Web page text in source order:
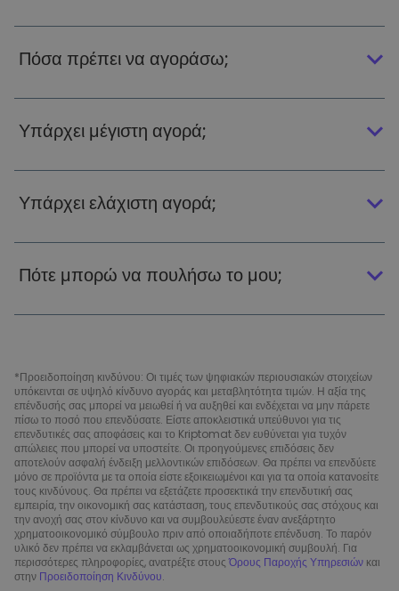
Πόσα πρέπει να αγοράσω;
Υπάρχει μέγιστη αγορά;
Υπάρχει ελάχιστη αγορά;
Πότε μπορώ να πουλήσω το μου;
*Προειδοποίηση κινδύνου: Οι τιμές των ψηφιακών περιουσιακών στοιχείων
υπόκεινται σε υψηλό κίνδυνο αγοράς και μεταβλητότητα τιμών. Η αξία της
επένδυσής σας μπορεί να μειωθεί ή να αυξηθεί και ενδέχεται να μην πάρετε
πίσω το ποσό που επενδύσατε. Είστε αποκλειστικά υπεύθυνοι για τις
επενδυτικές σας αποφάσεις και το Kriptomat δεν ευθύνεται για τυχόν
απώλειες που μπορεί να υποστείτε. Οι προηγούμενες επιδόσεις δεν
αποτελούν ασφαλή ένδειξη μελλοντικών επιδόσεων. Θα πρέπει να επενδύετε
μόνο σε προϊόντα με τα οποία είστε εξοικειωμένοι και για τα οποία κατανοείτε
τους κινδύνους. Θα πρέπει να εξετάζετε προσεκτικά την επενδυτική σας
εμπειρία, την οικονομική σας κατάσταση, τους επενδυτικούς σας στόχους και
την ανοχή σας στον κίνδυνο και να συμβουλεύεστε έναν ανεξάρτητο
χρηματοοικονομικό σύμβουλο πριν από οποιαδήποτε επένδυση. Το παρόν
υλικό δεν πρέπει να εκλαμβάνεται ως χρηματοοικονομική συμβουλή. Για
περισσότερες πληροφορίες, ανατρέξτε στουςΌρους Παροχής Υπηρεσιών και
στην Προειδοποίηση Κινδύνου.